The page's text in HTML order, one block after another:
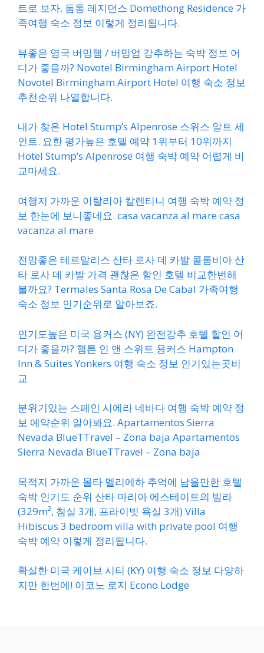
트로 보자. 돔통 레지던스 Domethong Residence 가
족여행 숙소 정보 이렇게 정리됩니다.
뷰좋은 영국 버밍햄 / 버밍엄 강추하는 숙박 정보 어
디가 좋을까? Novotel Birmingham Airport Hotel
Novotel Birmingham Airport Hotel 여행 숙소 정보
추천순위 나열합니다.
내가 찾은 Hotel Stump’s Alpenrose 스위스 알트 세
인트. 요한 평가높은 호텔 예약 1위부터 10위까지
Hotel Stump’s Alpenrose 여행 숙박 예약 어렵게 비
교마세요.
여행지 가까운 이탈리아 칼렌티니 여행 숙박 예약 정
보 한눈에 보니좋네요. casa vacanza al mare casa
vacanza al mare
전망좋은 테르말리스 산타 로사 데 카발 콜롬비아 산
타 로사 데 카발 가격 괜찮은 할인 호텔 비교한번해
볼까요? Termales Santa Rosa De Cabal 가족여행
숙소 정보 인기순위로 알아보죠.
인기도높은 미국 용커스 (NY) 완전강추 호텔 할인 어
디가 좋을까? 햄튼 인 앤 스위트 용커스 Hampton
Inn & Suites Yonkers 여행 숙소 정보 인기있는곳비
교
분위기있는 스페인 시에라 네바다 여행 숙박 예약 정
보 예약순위 알아봐요. Apartamentos Sierra
Nevada BlueTTravel – Zona baja Apartamentos
Sierra Nevada BlueTTravel – Zona baja
목적지 가까운 몰타 멜리에하 추억에 남을만한 호텔
숙박 인기도 순위 산타 마리아 에스테이트의 빌라
(329m², 침실 3개, 프라이빗 욕실 3개) Villa
Hibiscus 3 bedroom villa with private pool 여행
숙박 예약 이렇게 정리됩니다.
확실한 미국 케이브 시티 (KY) 여행 숙소 정보 다양하
지만 한번에! 이코노 로지 Econo Lodge